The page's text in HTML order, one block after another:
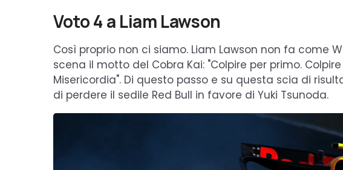
Voto 4 a Liam Lawson
Così proprio non ci siamo. Liam Lawson non fa come
scena il motto del Cobra Kai: "Colpire per primo.
Misericordia". Di questo passo e su questa scia di
di perdere il sedile Red Bull in favore di Yuki Tsunoda.